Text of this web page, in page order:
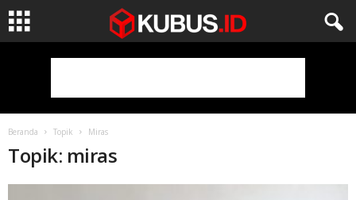
Beranda Topik Miras
Topik: miras